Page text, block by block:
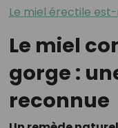
Le miel érectile
Le miel
gorge :
reconnue